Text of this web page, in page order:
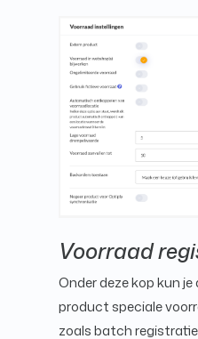
Voorraad
Onder deze kop kun
product speciale
zoals batch